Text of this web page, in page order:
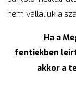
nem vállaljuk a
Ha a
fentiekben
akkor a